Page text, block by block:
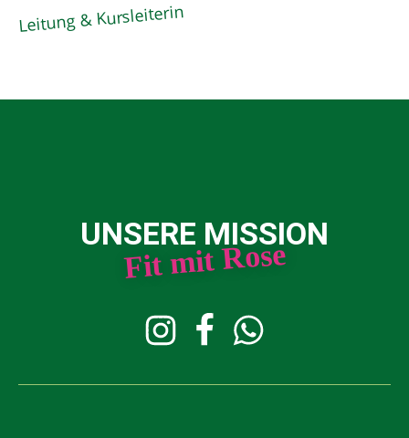
Leitung & Kursleiterin
UNSERE MISSION
Fit mit Rose